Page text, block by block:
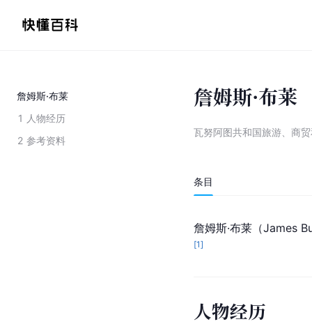
詹姆斯·布莱
1 人物经历
2 参考资料
詹姆斯·布莱
瓦努阿图共和国旅游、商
条目
詹姆斯·布莱 （James
[1]
人物经历